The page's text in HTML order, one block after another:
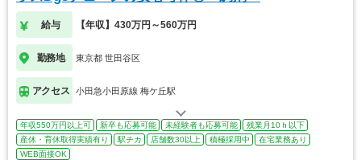
給与 【年収】430万円～560万円
勤務地 東京都 世田谷区
アクセス 小田急小田原線 梅ケ丘駅
年収550万円以上可 新卒も応募可能 未経験者も応募可能
残業月10ｈ以下
産休・育休取得実績有り
駅チカ 店舗数30以上 積極採用中
在宅業務あり
WEB面接OK